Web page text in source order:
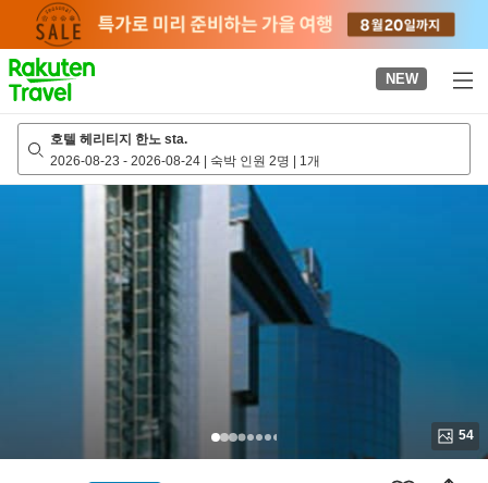
page
NEW
호텔 헤리티지 한노 sta.
2026-08-23 - 2026-08-24 | 숙박 인원 2명 | 1개
54